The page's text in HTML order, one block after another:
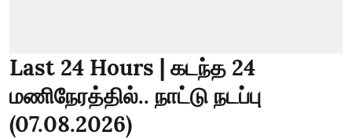
Last 24 Hours | கடந்த 24
மணிநேரத்தில்.. நாட்டு நடப்பு
(07.08.2026)